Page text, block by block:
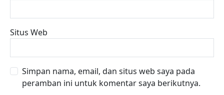
Situs Web
Simpan nama, email, dan situs web saya pada
peramban ini untuk komentar saya berikutnya.